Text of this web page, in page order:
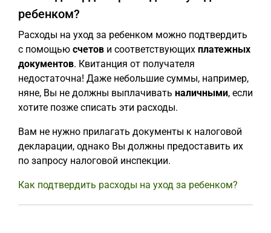
ребенком?
Расходы на уход за ребенком можно подтвердить
с помощью счетов и соответствующих платежных
документов. Квитанция от получателя
недостаточна! Даже небольшие суммы, например,
няне, Вы не должны выплачивать наличными, если
хотите позже списать эти расходы.
Вам не нужно прилагать документы к налоговой
декларации, однако Вы должны предоставить их
по запросу налоговой инспекции.
Как подтвердить расходы на уход за ребенком?